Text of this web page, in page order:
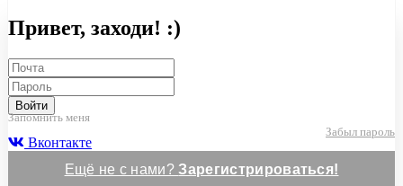
Привет, заходи! :)
Войти
Запомнить меня
Забыл пароль
Вконтакте
Ещё не с нами?Зарегистрироваться!